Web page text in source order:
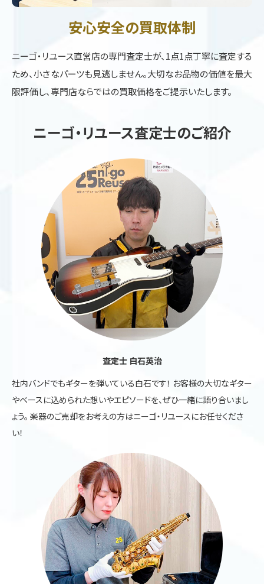
安心安全の買取体制
ニーゴ・リユース直営店の専門査定士が、1点1点丁寧に査定する
ため、小さなパーツも見逃しません。大切なお品物の価値を最大
限評価し、専門店ならではの買取価格をご提示いたします。
ニーゴ・リユース査定士のご紹介
査定士 白石英治
社内バンドでもギターを弾いている白石です！ お客様の大切なギター
やベースに込められた想いやエピソードを、ぜひ一緒に語り合いまし
ょう。 楽器のご売却をお考えの方はニーゴ・リユースにお任せくださ
い！